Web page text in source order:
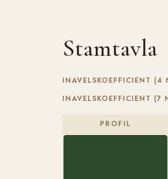
Stamtavla
INAVELSKOEFFICIENT (4
INAVELSKOEFFICIENT (7
PROFIL